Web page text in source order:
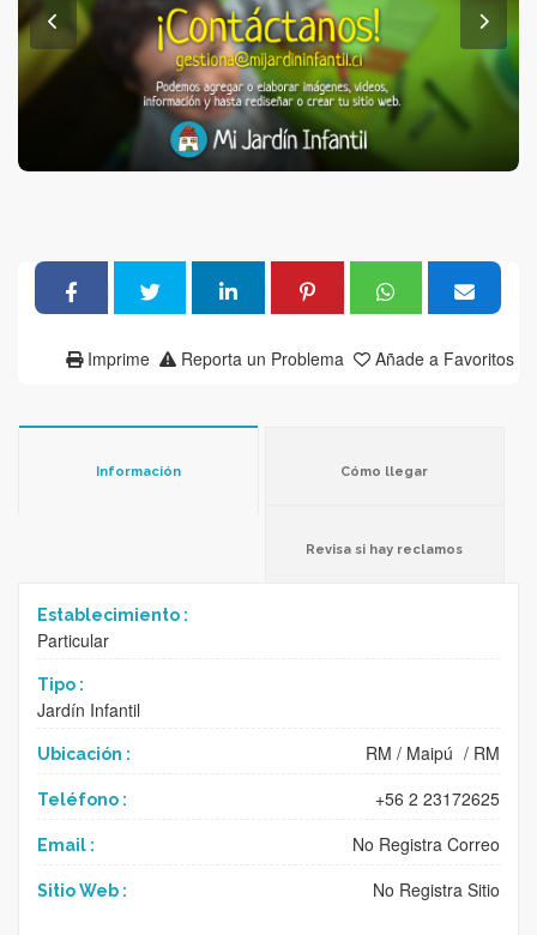
Añade a Favoritos
Reporta un Problema
Imprime
Información Cómo llegar
Revisa si hay reclamos
Establecimiento :
Particular
Tipo :
Jardín Infantil
Ubicación : RM / Maipú / RM
Teléfono : +56 2 23172625
Email : No Registra Correo
Sitio Web : No Registra Sitio